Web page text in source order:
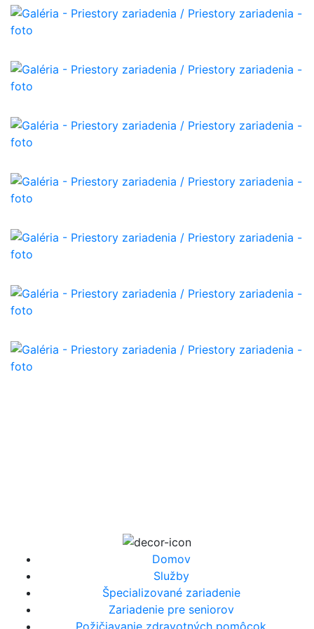
Domov
Služby
Špecializované zariadenie
Zariadenie pre seniorov